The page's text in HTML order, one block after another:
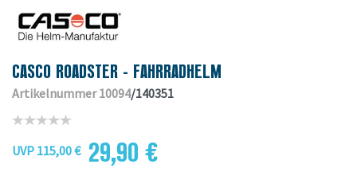
CASCO ROADSTER - FAHRRADHELM
Artikelnummer 10094/140351
UVP 115,00 € 29,90 €